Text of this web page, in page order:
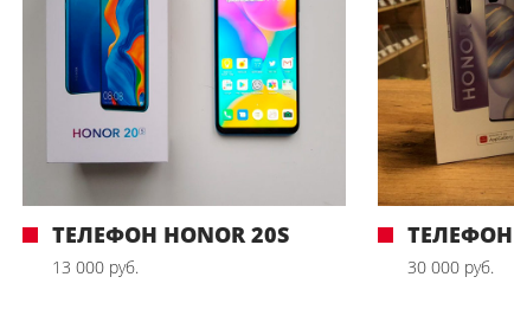
ТЕЛЕФОН HONOR 20S
13 000 руб.
ТЕЛЕФОН
30 000 руб.